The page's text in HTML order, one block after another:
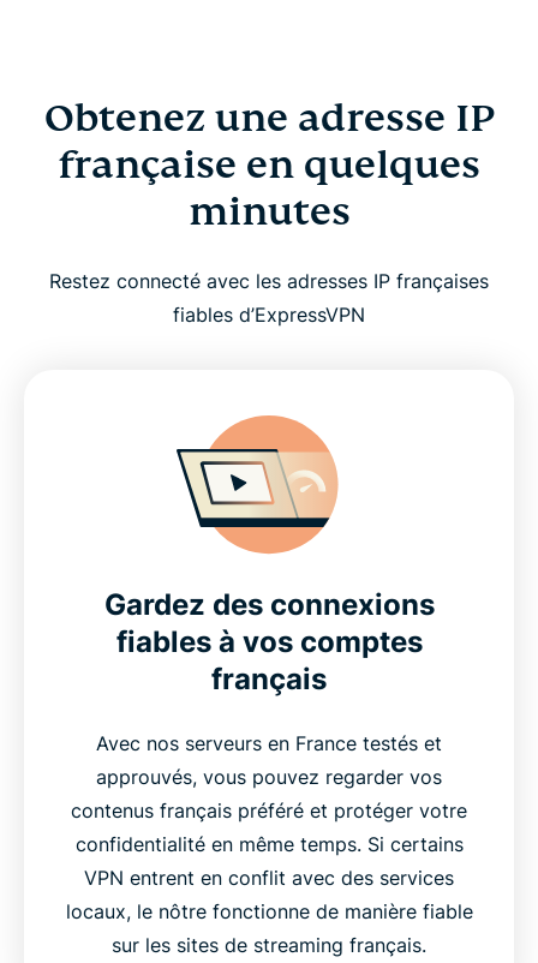
Obtenez une adresse IP
française en quelques
minutes
Restez connecté avec les adresses IP françaises
fiables d’ExpressVPN
Gardez des connexions
fiables à vos comptes
français
Avec nos serveurs en France testés et
approuvés, vous pouvez regarder vos
contenus français préféré et protéger votre
confidentialité en même temps. Si certains
VPN entrent en conflit avec des services
locaux, le nôtre fonctionne de manière fiable
sur les sites de streaming français.